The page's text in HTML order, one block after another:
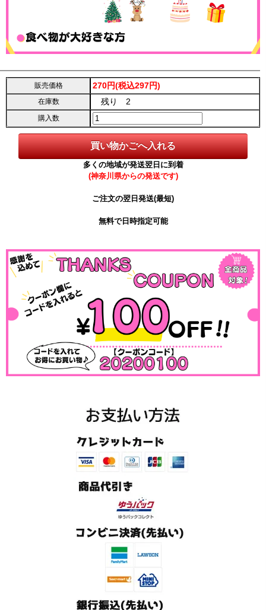
販売価格 270円(税込297円)
在庫数 残り 2
購入数
多くの地域が発送翌日に到着
(神奈川県からの発送です)
ご注文の翌日発送(最短)
無料で日時指定可能